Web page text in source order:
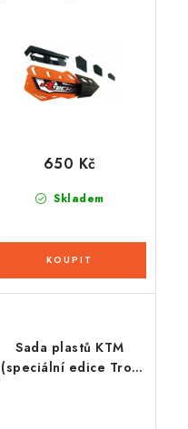
Skladem
650 Kč
Sada plastů KTM
(speciální edice Troy